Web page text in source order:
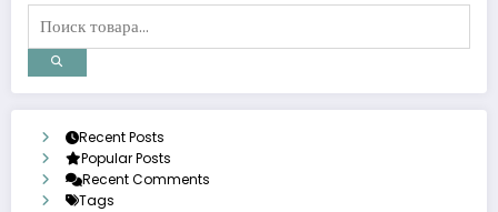
Recent Posts
Popular Posts
Recent Comments
Tags